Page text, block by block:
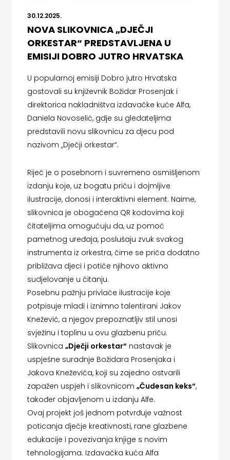
PRIRUČNICI
PUBLICISTIKA
RJEČNICI
SLIKOVNICE
STUDIJE,
OGLEDI,
KRONOLOGIJE
SVEUČILIŠNI
UDŽBENICI
ŠKOLU
SECONDARY
TEACHER'S
RESOURCES
UDŽBENICI-
DODATNO
BUDILNIK
IZDAVAŠTVO
BUYBOOK
ČITAJ
KNJIGU
DETECTA
DRUGI
NAKLADNICI
EGMONT
EVENIO
FIGULUS
FOKUS
KOMUNIKACIJE
FRAKTURA
FRAM
ZIRAL
GLAS
KONCILA
HARFA
HD
GALERIJA
DOWNLOAD
KOŠARICA
NASTAVNICI
30.12.2025.
NOVA SLIKOVNICA „DJEČJI
ORKESTAR“ PREDSTAVLJENA U
EMISIJI DOBRO JUTRO HRVATSKA
U popularnoj emisiji Dobro jutro Hrvatska
gostovali su književnik Božidar Prosenjak i
direktorica nakladništva izdavačke kuće Alfa,
Daniela Novoselić, gdje su gledateljima
predstavili novu slikovnicu za djecu pod
nazivom „Dječji orkestar“.
Riječ je o posebnom i suvremeno osmišljenom
izdanju koje, uz bogatu priču i dojmljive
ilustracije, donosi i interaktivni element. Naime,
slikovnica je obogaćena QR kodovima koji
čitateljima omogućuju da, uz pomoć
pametnog uređaja, poslušaju zvuk svakog
instrumenta iz orkestra, čime se priča dodatno
približava djeci i potiče njihovo aktivno
sudjelovanje u čitanju.
Posebnu pažnju privlače ilustracije koje
potpisuje mladi i iznimno talentirani Jakov
Knežević, a njegov prepoznatljiv stil unosi
svježinu i toplinu u ovu glazbenu priču.
Slikovnica „Dječji orkestar“ nastavak je
uspješne suradnje Božidara Prosenjaka i
Jakova Kneževića, koji su zajedno ostvarili
zapažen uspjeh i slikovnicom „Čudesan keks“,
također objavljenom u izdanju Alfe.
Ovaj projekt još jednom potvrđuje važnost
poticanja dječje kreativnosti, rane glazbene
edukacije i povezivanja knjige s novim
tehnologijama. Izdavačka kuća Alfa